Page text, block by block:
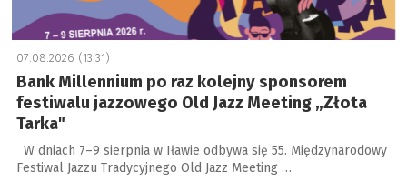
07.08.2026 (13:31)
Bank Millennium po raz kolejny sponsorem
festiwalu jazzowego Old Jazz Meeting „Złota
Tarka"
W dniach 7–9 sierpnia w Iławie odbywa się 55. Międzynarodowy
Festiwal Jazzu Tradycyjnego Old Jazz Meeting …